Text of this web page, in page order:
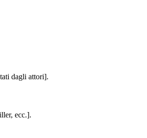
dagli attori].
ecc.].